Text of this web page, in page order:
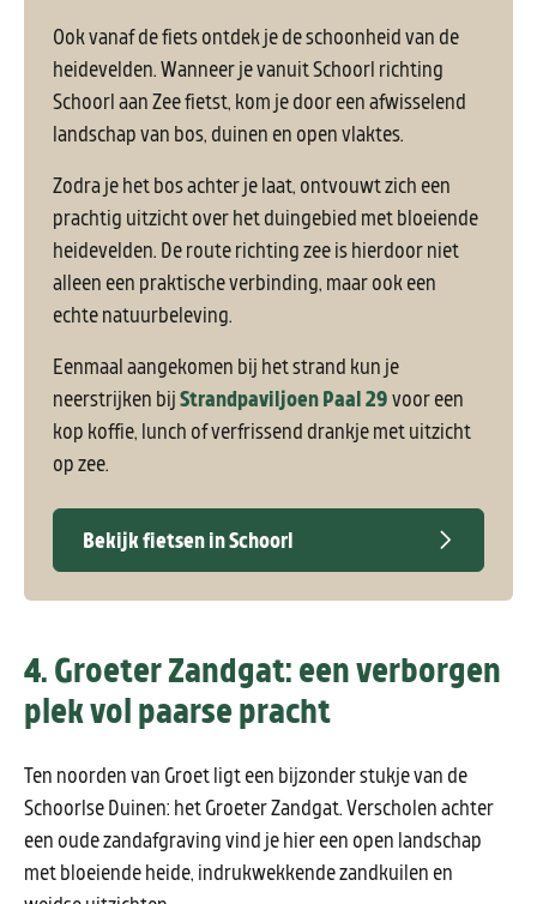
Ook vanaf de fiets ontdek je de schoonheid van de
heidevelden. Wanneer je vanuit Schoorl richting
Schoorl aan Zee fietst, kom je door een afwisselend
landschap van bos, duinen en open vlaktes.
Zodra je het bos achter je laat, ontvouwt zich een
prachtig uitzicht over het duingebied met bloeiende
heidevelden. De route richting zee is hierdoor niet
alleen een praktische verbinding, maar ook een
echte natuurbeleving.
Eenmaal aangekomen bij het strand kun je
neerstrijken bijStrandpaviljoen Paal 29voor een
kop koffie, lunch of verfrissend drankje met uitzicht
op zee.
Bekijk fietsen in Schoorl
4. Groeter Zandgat: een verborgen
plek vol paarse pracht
Ten noorden van Groet ligt een bijzonder stukje van de
Schoorlse Duinen: het Groeter Zandgat. Verscholen achter
een oude zandafgraving vind je hier een open landschap
met bloeiende heide, indrukwekkende zandkuilen en